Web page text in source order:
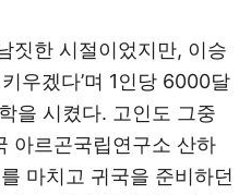
짓한 시절이었지만, 이승
우겠다’며 1인당 6000달
을 시켰다. 고인도 그중
아르곤국립연구소 산하
마치고 귀국을 준비하던